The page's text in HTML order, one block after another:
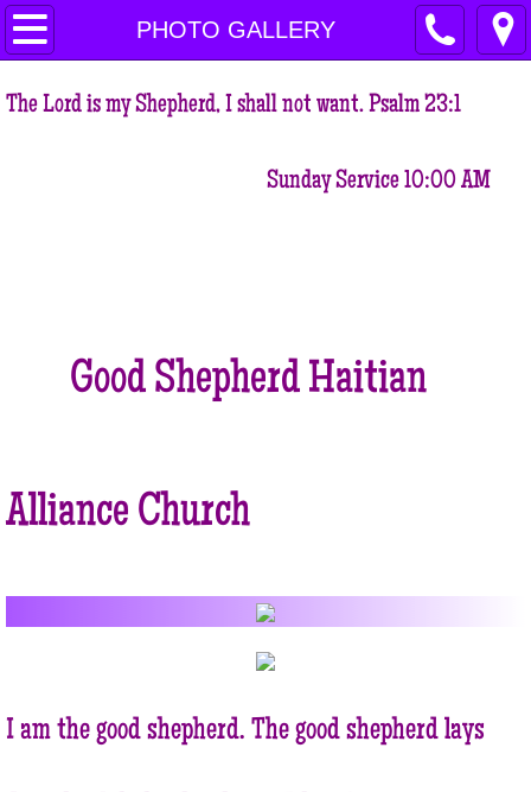
PHOTO GALLERY
HOME
VISION STATEMENT
OUR LOCATION
EDUCATION
SUNDAY SCOOL
The Lord is my Shepherd, I shall not want. Psalm 23:1
Sunday Service 10:00 AM
Good Shepherd Haitian
Alliance Church
I am the good shepherd. The good shepherd lays